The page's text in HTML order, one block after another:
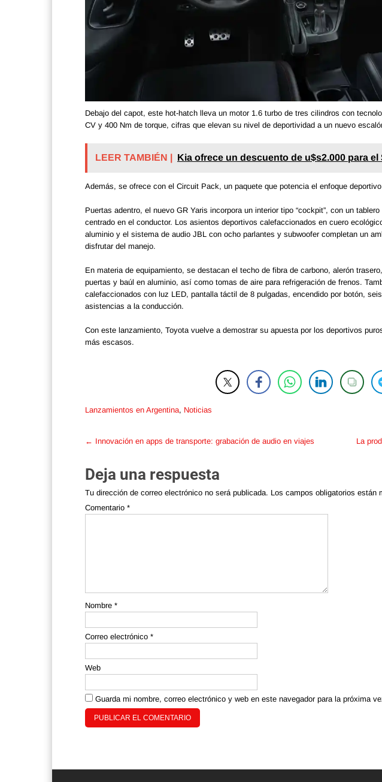
Debajo del capot, este hot-hatch lleva un motor 1.6 turbo de tres cilindros con
CV y 400 Nm de torque, cifras que elevan su nivel de deportividad a un nuevo
LEER TAMBIÉN | Kia ofrece un descuento de u$s2.000 para
Además, se ofrece con el Circuit Pack, un paquete que potencia el enfoque
Puertas adentro, el nuevo GR Yaris incorpora un interior tipo “cockpit”, con un
centrado en el conductor. Los asientos deportivos calefaccionados en cuero
aluminio y el sistema de audio JBL con ocho parlantes y subwoofer completan un
disfrutar del manejo.
En materia de equipamiento, se destacan el techo de fibra de carbono, alerón
puertas y baúl en aluminio, así como tomas de aire para refrigeración de frenos.
calefaccionados con luz LED, pantalla táctil de 8 pulgadas, encendido por botón,
asistencias a la conducción.
Con este lanzamiento, Toyota vuelve a demostrar su apuesta por los deportivos
más escasos.
Lanzamientos en Argentina, Noticias
Post
← Innovación en apps de transporte: grabación de audio en viajes La
Deja una respuesta
Tu dirección de correo electrónico no será publicada. Los campos obligatorios están
Comentario *
Nombre *
Correo electrónico *
Web
Guarda mi nombre, correo electrónico y web en este navegador para la próxima